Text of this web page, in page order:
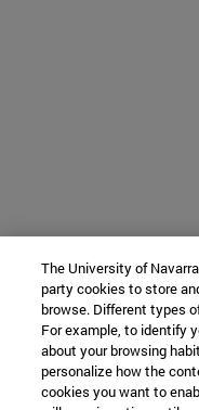
The University of
party cookies to store
browse. Different types
For example, to identify
about your browsing
personalize how the
cookies you want to